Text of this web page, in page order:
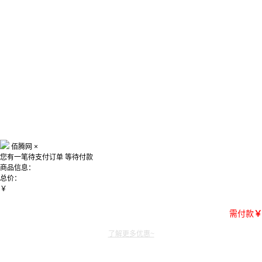
佰腾网 ×
您有一笔待支付订单 等待付款
商品信息：
总价：
￥
需付款￥
了解更多优惠~